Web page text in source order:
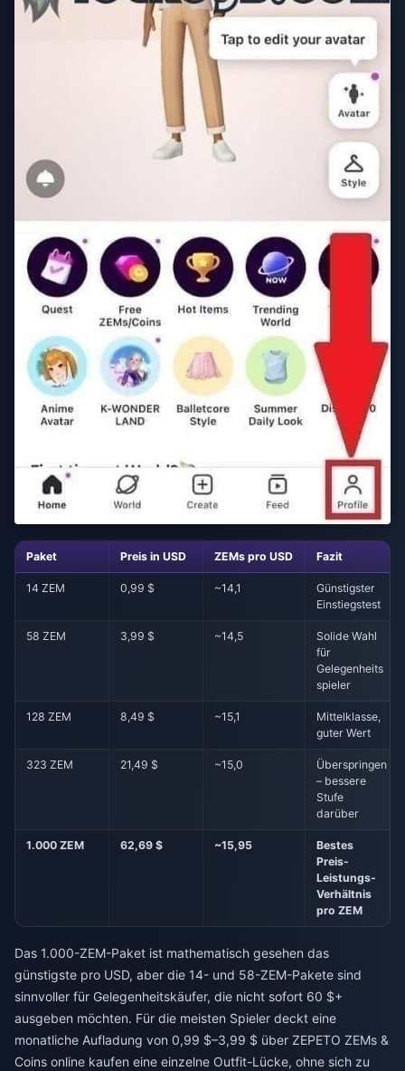
Paket Preis in USD ZEMs pro USD Fazit
14 ZEM 0,99 $ ~14,1
Günstigster
Einstiegstest
58 ZEM 3,99 $ ~14,5
Solide Wahl
für
Gelegenheits
spieler
128 ZEM 8,49 $ ~15,1
Mittelklasse,
guter Wert
323 ZEM 21,49 $ ~15,0
Überspringen
– bessere
Stufe
darüber
1.000 ZEM 62,69 $ ~15,95
Bestes
Preis-
Leistungs-
Verhältnis
pro ZEM
Das 1.000-ZEM-Paket ist mathematisch gesehen das
günstigste pro USD, aber die 14- und 58-ZEM-Pakete sind
sinnvoller für Gelegenheitskäufer, die nicht sofort 60 $+
ausgeben möchten. Für die meisten Spieler deckt eine
monatliche Aufladung von 0,99 $–3,99 $ über ZEPETO ZEMs &
Coins online kaufen eine einzelne Outfit-Lücke, ohne sich zu